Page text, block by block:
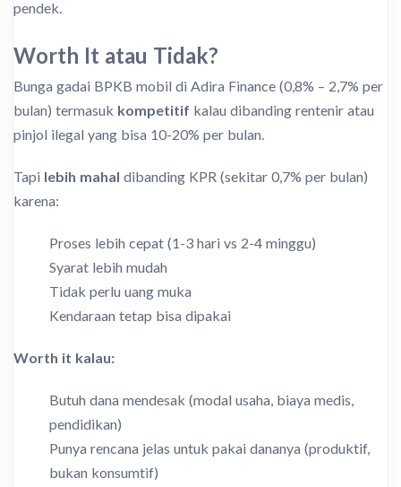
pendek.
Worth It atau Tidak?
Bunga gadai BPKB mobil di Adira Finance (0,8% – 2,7% per
bulan) termasuk kompetitif kalau dibanding rentenir atau
pinjol ilegal yang bisa 10-20% per bulan.
Tapi lebih mahal dibanding KPR (sekitar 0,7% per bulan)
karena:
Proses lebih cepat (1-3 hari vs 2-4 minggu)
Syarat lebih mudah
Tidak perlu uang muka
Kendaraan tetap bisa dipakai
Worth it kalau:
Butuh dana mendesak (modal usaha, biaya medis,
pendidikan)
Punya rencana jelas untuk pakai dananya (produktif,
bukan konsumtif)